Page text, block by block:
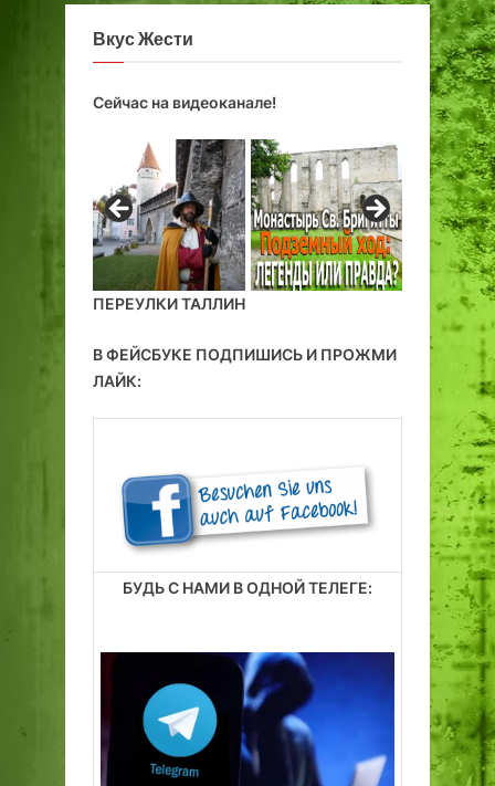
Вкус Жести
Сейчас на видеоканале!
ПЕРЕУЛКИ ТАЛЛИН
В ФЕЙСБУКЕ ПОДПИШИСЬ И ПРОЖМИ
ЛАЙК:
БУДЬ С НАМИ В ОДНОЙ ТЕЛЕГЕ: